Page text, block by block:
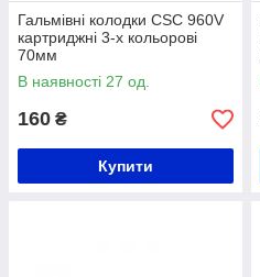
Гальмівні колодки CSC 960V
картриджні 3-x кольорові
70мм
В наявності 27 од.
160 ₴
Купити